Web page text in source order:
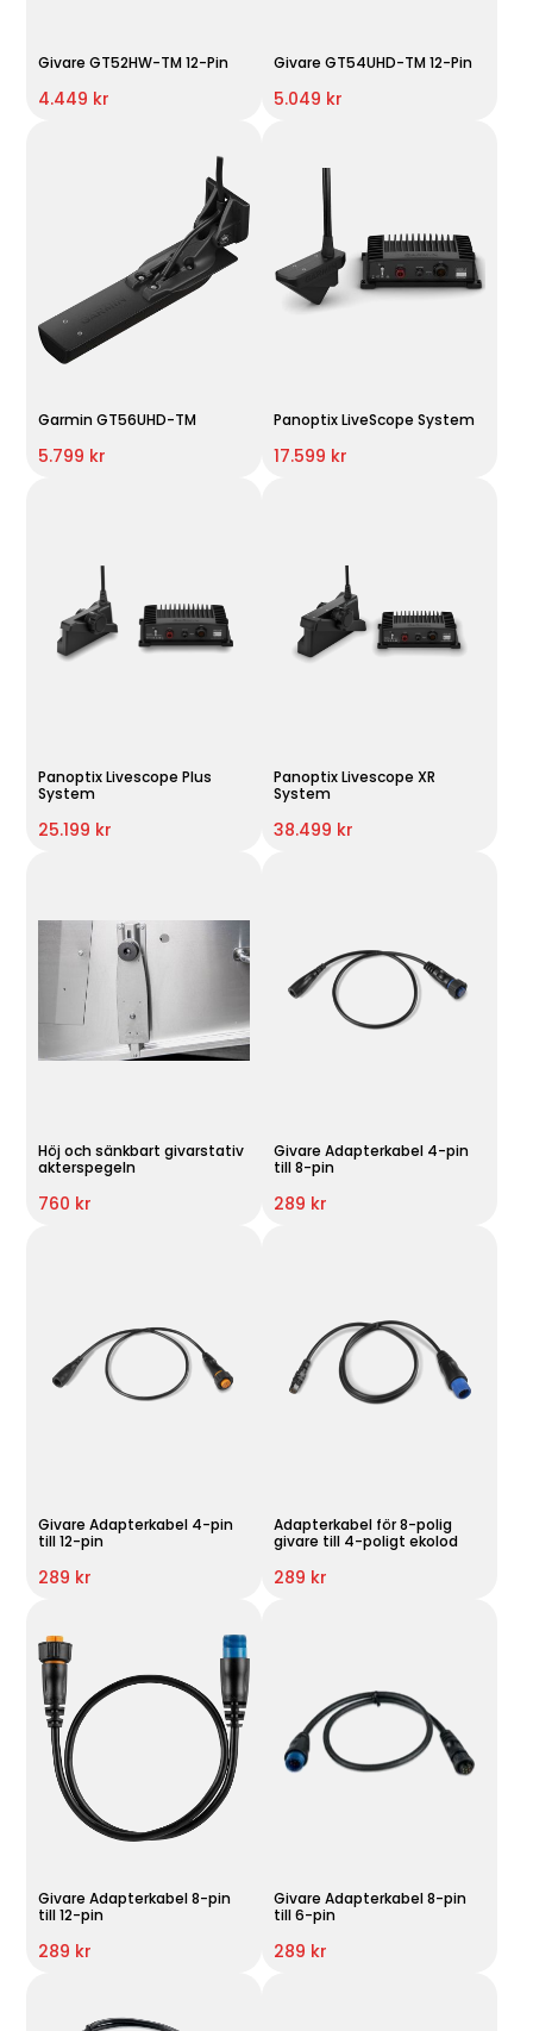
Givare GT52HW-TM 12-Pin
4.449 kr
Givare GT54UHD-TM 12-Pin
5.049 kr
Garmin GT56UHD-TM
5.799 kr
Panoptix LiveScope System
17.599 kr
Panoptix Livescope Plus
System
25.199 kr
Panoptix Livescope XR
System
38.499 kr
Höj och sänkbart givarstativ
akterspegeln
760 kr
Givare Adapterkabel 4-pin
till 8-pin
289 kr
Givare Adapterkabel 4-pin
till 12-pin
289 kr
Adapterkabel för 8-polig
givare till 4-poligt ekolod
289 kr
Givare Adapterkabel 8-pin
till 12-pin
289 kr
Givare Adapterkabel 8-pin
till 6-pin
289 kr